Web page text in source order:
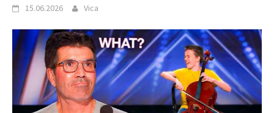
15.06.2026 Vica